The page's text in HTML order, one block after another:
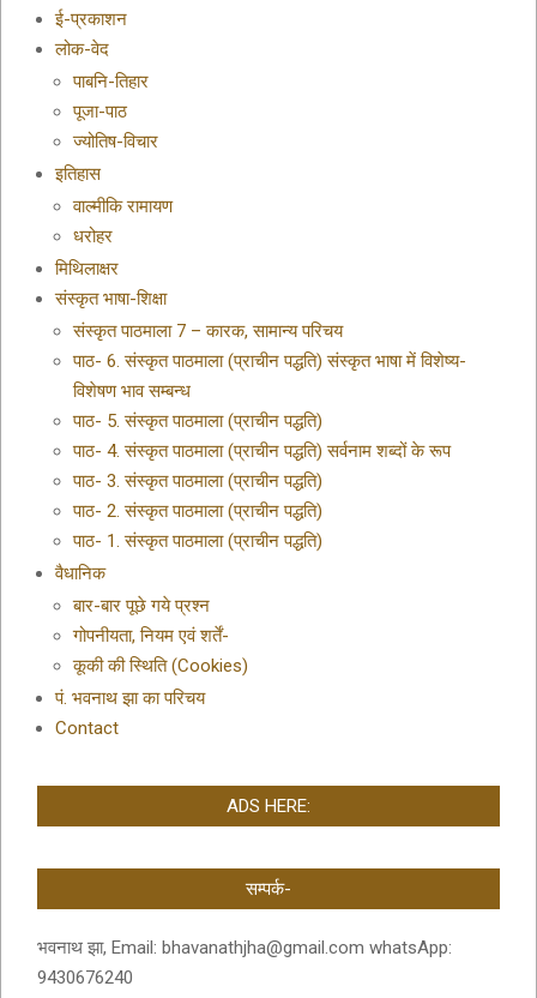
ई-प्रकाशन
लोक-वेद
पाबनि-तिहार
पूजा-पाठ
ज्योतिष-विचार
इतिहास
वाल्मीकि रामायण
धरोहर
मिथिलाक्षर
संस्कृत भाषा-शिक्षा
संस्कृत पाठमाला 7 – कारक, सामान्य परिचय
पाठ- 6. संस्कृत पाठमाला (प्राचीन पद्धति) संस्कृत भाषा में विशेष्य-
विशेषण भाव सम्बन्ध
पाठ- 5. संस्कृत पाठमाला (प्राचीन पद्धति)
पाठ- 4. संस्कृत पाठमाला (प्राचीन पद्धति) सर्वनाम शब्दों के रूप
पाठ- 3. संस्कृत पाठमाला (प्राचीन पद्धति)
पाठ- 2. संस्कृत पाठमाला (प्राचीन पद्धति)
पाठ- 1. संस्कृत पाठमाला (प्राचीन पद्धति)
वैधानिक
बार-बार पूछे गये प्रश्न
गोपनीयता, नियम एवं शर्तें-
कूकी की स्थिति (Cookies)
पं. भवनाथ झा का परिचय
Contact
ADS HERE:
सम्पर्क-
भवनाथ झा, Email: bhavanathjha@gmail.com whatsApp:
9430676240